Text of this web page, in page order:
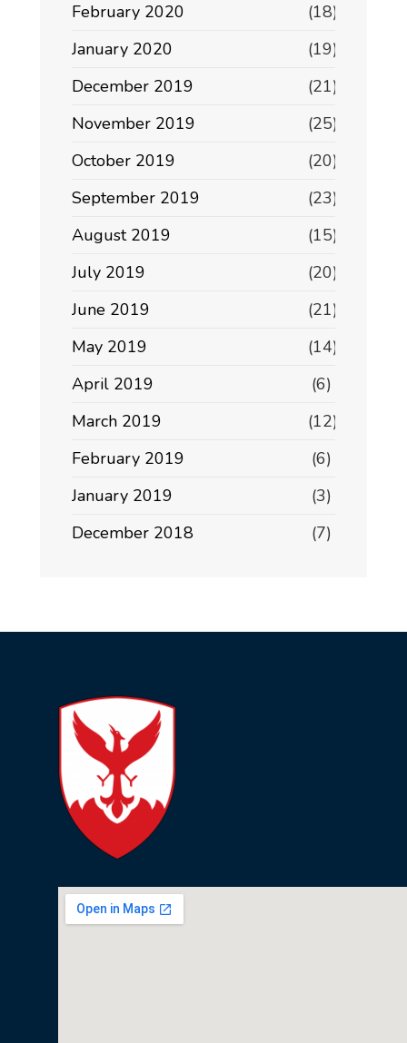
February 2020
(18)
January 2020
(19)
December 2019
(21)
November 2019
(25)
October 2019
(20)
September 2019
(23)
August 2019
(15)
July 2019
(20)
June 2019
(21)
May 2019
(14)
April 2019
(6)
March 2019
(12)
February 2019
(6)
January 2019
(3)
December 2018
(7)